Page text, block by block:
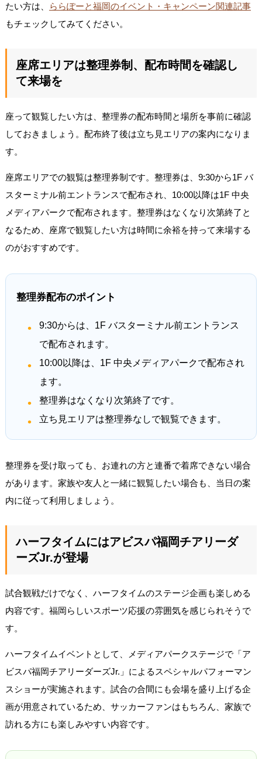
たい方は、
ららぽーと福岡のイベント・キャンペーン関連記事
もチェックしてみてください。
座席エリアは整理券制、配布時間を確認し
て来場を
座って観覧したい方は、整理券の配布時間と場所を事前に確認
しておきましょう。配布終了後は立ち見エリアの案内になりま
す。
座席エリアでの観覧は整理券制です。整理券は、9:30から1F バ
スターミナル前エントランスで配布され、10:00以降は1F 中央
メディアパークで配布されます。整理券はなくなり次第終了と
なるため、座席で観覧したい方は時間に余裕を持って来場する
のがおすすめです。
整理券配布のポイント
9:30からは、1F バスターミナル前エントランス
で配布されます。
10:00以降は、1F 中央メディアパークで配布され
ます。
整理券はなくなり次第終了です。
立ち見エリアは整理券なしで観覧できます。
整理券を受け取っても、お連れの方と連番で着席できない場合
があります。家族や友人と一緒に観覧したい場合も、当日の案
内に従って利用しましょう。
ハーフタイムにはアビスパ福岡チアリーダ
ーズJr.が登場
試合観戦だけでなく、ハーフタイムのステージ企画も楽しめる
内容です。福岡らしいスポーツ応援の雰囲気を感じられそうで
す。
ハーフタイムイベントとして、メディアパークステージで「ア
ビスパ福岡チアリーダーズJr.」によるスペシャルパフォーマン
スショーが実施されます。試合の合間にも会場を盛り上げる企
画が用意されているため、サッカーファンはもちろん、家族で
訪れる方にも楽しみやすい内容です。